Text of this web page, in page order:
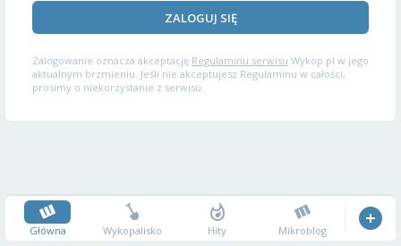
ZALOGUJ SIĘ
Zalogowanie oznacza akceptację Regulaminu serwisu Wykop.pl w jego
aktualnym brzmieniu. Jeśli nie akceptujesz Regulaminu w całości,
prosimy o niekorzystanie z serwisu.
Główna Wykopalisko Hity Mikroblog